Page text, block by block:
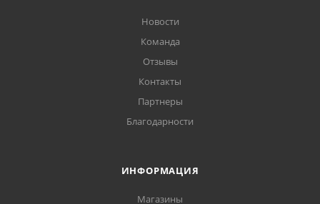
Новости
Команда
Отзывы
Контакты
Партнеры
Благодарности
ИНФОРМАЦИЯ
Магазины